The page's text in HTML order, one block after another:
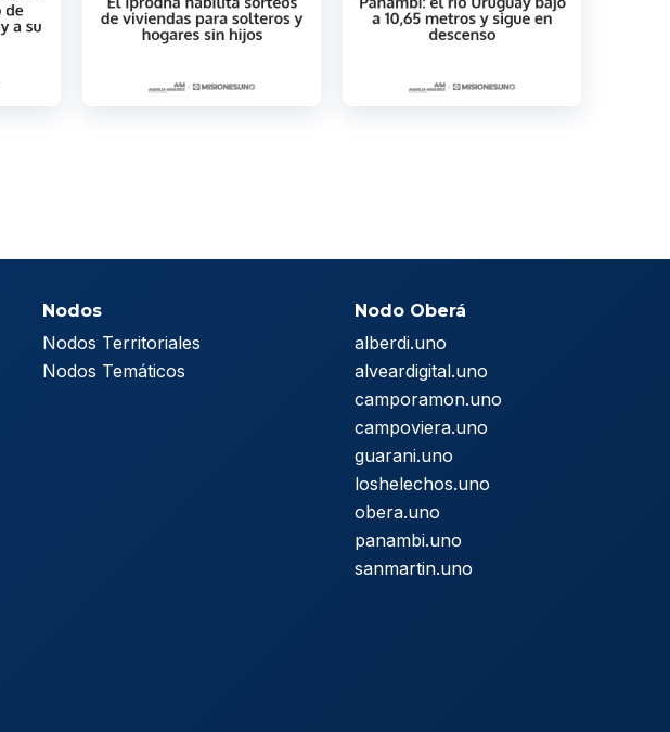
Nodos
Nodos Territoriales
Nodos Temáticos
Nodo Oberá
alberdi.uno
alveardigital.uno
camporamon.uno
campoviera.uno
guarani.uno
loshelechos.uno
obera.uno
panambi.uno
sanmartin.uno